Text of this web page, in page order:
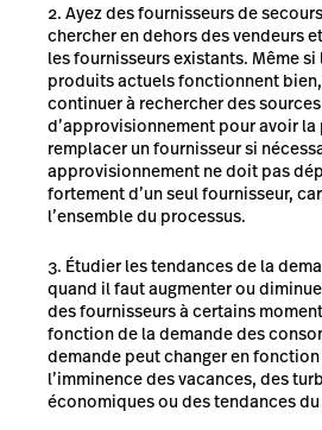
Ayez des fournisseurs de
chercher en dehors des vendeurs
les fournisseurs existants. Même
produits actuels fonctionnent
continuer à rechercher des sources
d’approvisionnement pour avoir
remplacer un fournisseur si
approvisionnement ne doit pas
fortement d’un seul fournisseur,
l’ensemble du processus.
Étudier les tendances de la
quand il faut augmenter ou
des fournisseurs à certains
fonction de la demande des
demande peut changer en
l’imminence des vacances, des
économiques ou des tendances